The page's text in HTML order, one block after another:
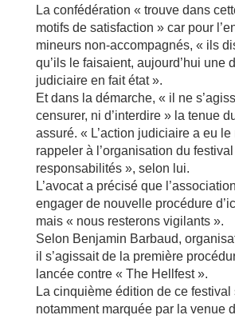
La confédération « trouve dans
motifs de satisfaction » car pour
mineurs non-accompagnés, « ils
qu’ils le faisaient, aujourd’hui une
judiciaire en fait état ».
Et dans la démarche, « il ne
censurer, ni d’interdire » la tenue
assuré. « L’action judiciaire a eu le
rappeler à l’organisation du
responsabilités », selon lui.
L’avocat a précisé que
engager de nouvelle procédure
mais « nous resterons vigilants ».
Selon Benjamin Barbaud,
il s’agissait de la première
lancée contre « The Hellfest ».
La cinquième édition de ce festival
notamment marquée par la venue